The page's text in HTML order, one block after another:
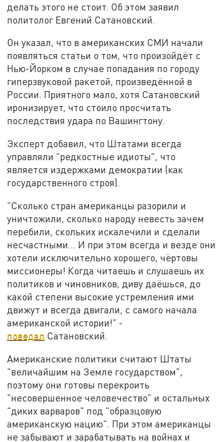
делать этого не стоит. Об этом заявил
политолог Евгений Сатановский.
Он указал, что в американских СМИ начали
появляться статьи о том, что произойдёт с
Нью-Йорком в случае попадания по городу
гиперзвуковой ракетой, произведённой в
России. Приятного мало, хотя Сатановский
иронизирует, что стоило просчитать
последствия удара по Вашингтону.
Эксперт добавил, что Штатами всегда
управляли "редкостные идиоты", что
является издержками демократии (как
государственного строя).
"Сколько стран американцы разорили и
уничтожили, сколько народу невесть зачем
перебили, скольких искалечили и сделали
несчастными... И при этом всегда и везде они
хотели исключительно хорошего, чёртовы
миссионеры! Когда читаешь и слушаешь их
политиков и чиновников, диву даёшься, до
какой степени высокие устремления ими
движут и всегда двигали, с самого начала
американской истории!" -
поведал Сатановский.
Американские политики считают Штаты
"величайшим на Земле государством",
поэтому они готовы перекроить
"несовершенное человечество" и остальных
"диких варваров" под "образцовую
американскую нацию". При этом американцы
не забывают и зарабатывать на войнах и